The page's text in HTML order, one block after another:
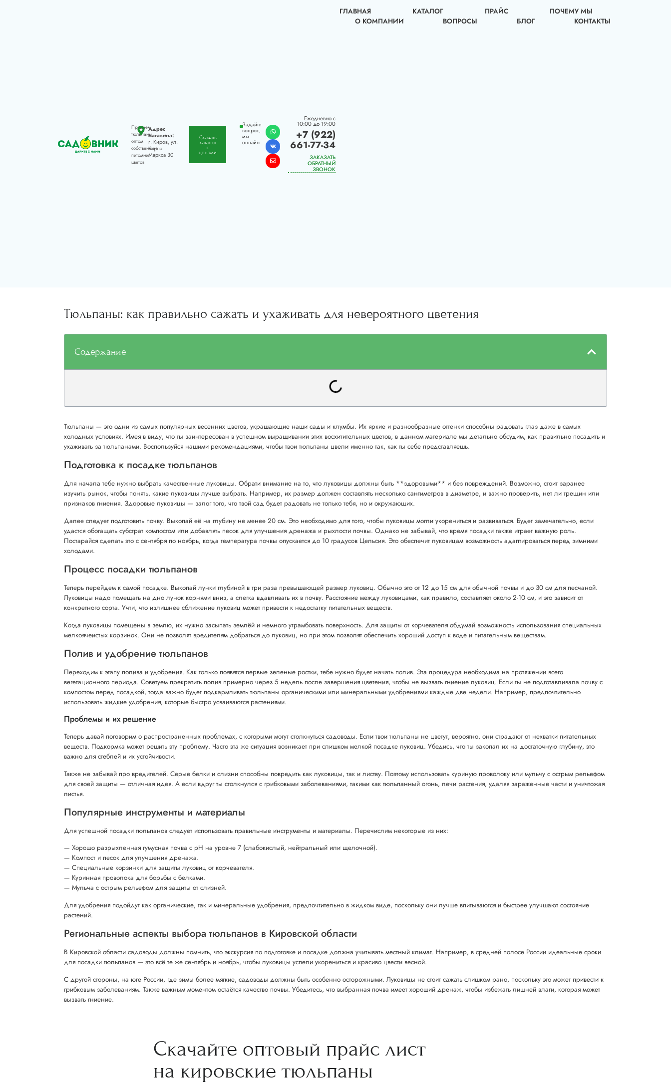
Продаем
тюльпаны
оптом
собственный
питомник
цветов
Адрес
магазина:
г. Киров, ул.
Карла
Маркса 30
Скачать
каталог
с
ценами
Задайте
вопрос,
мы
онлайн
Ежедневно с
10:00 до 19:00
+7 (922)
661-77-34
ЗАКАЗАТЬ
ОБРАТНЫЙ
ЗВОНОК
ГЛАВНАЯ КАТАЛОГ ПРАЙС
ПОЧЕМУ МЫ
О КОМПАНИИ
ВОПРОСЫ БЛОГ КОНТАКТЫ
Тюльпаны: как правильно сажать и ухаживать для невероятного цветения
Содержание
Тюльпаны — это одни из самых популярных весенних цветов, украшающие наши сады и клумбы. Их яркие и разнообразные оттенки способны радовать глаз даже в самых
холодных условиях. Имея в виду, что ты заинтересован в успешном выращивании этих восхитительных цветов, в данном материале мы детально обсудим, как правильно посадить и
ухаживать за тюльпанами. Воспользуйся нашими рекомендациями, чтобы твои тюльпаны цвели именно так, как ты себе представляешь.
Подготовка к посадке тюльпанов
Для начала тебе нужно выбрать качественные луковицы. Обрати внимание на то, что луковицы должны быть **здоровыми** и без повреждений. Возможно, стоит заранее
изучить рынок, чтобы понять, какие луковицы лучше выбрать. Например, их размер должен составлять несколько сантиметров в диаметре, и важно проверить, нет ли трещин или
признаков гниения. Здоровые луковицы — залог того, что твой сад будет радовать не только тебя, но и окружающих.
Далее следует подготовить почву. Выкопай её на глубину не менее 20 см. Это необходимо для того, чтобы луковицы могли укорениться и развиваться. Будет замечательно, если
удастся обогащать субстрат компостом или добавлять песок для улучшения дренажа и рыхлости почвы. Однако не забывай, что время посадки также играет важную роль.
Постарайся сделать это с сентября по ноябрь, когда температура почвы опускается до 10 градусов Цельсия. Это обеспечит луковицам возможность адаптироваться перед зимними
холодами.
Процесс посадки тюльпанов
Теперь перейдем к самой посадке. Выкопай лунки глубиной в три раза превышающей размер луковиц. Обычно это от 12 до 15 см для обычной почвы и до 30 см для песчаной.
Луковицы надо помещать на дно лунок корнями вниз, а слегка вдавливать их в почву. Расстояние между луковицами, как правило, составляет около 2-10 см, и это зависит от
конкретного сорта. Учти, что излишнее сближение луковиц может привести к недостатку питательных веществ.
Когда луковицы помещены в землю, их нужно засыпать землёй и немного утрамбовать поверхность. Для защиты от корчевателя обдумай возможность использования специальных
мелкоячеистых корзинок. Они не позволят вредителям добраться до луковиц, но при этом позволят обеспечить хороший доступ к воде и питательным веществам.
Полив и удобрение тюльпанов
Переходим к этапу полива и удобрения. Как только появятся первые зеленые ростки, тебе нужно будет начать полив. Эта процедура необходима на протяжении всего
вегетационного периода. Советуем прекратить полив примерно через 5 недель после завершения цветения, чтобы не вызвать гниение луковиц. Если ты не подготавливала почву с
компостом перед посадкой, тогда важно будет подкармливать тюльпаны органическими или минеральными удобрениями каждые две недели. Например, предпочтительно
использовать жидкие удобрения, которые быстро усваиваются растениями.
Проблемы и их решение
Теперь давай поговорим о распространенных проблемах, с которыми могут столкнуться садоводы. Если твои тюльпаны не цветут, вероятно, они страдают от нехватки питательных
веществ. Подкормка может решить эту проблему. Часто эта же ситуация возникает при слишком мелкой посадке луковиц. Убедись, что ты закопал их на достаточную глубину, это
важно для стеблей и их устойчивости.
Также не забывай про вредителей. Серые белки и слизни способны повредить как луковицы, так и листву. Поэтому использовать куриную проволоку или мульчу с острым рельефом
для своей защиты — отличная идея. А если вдруг ты столкнулся с грибковыми заболеваниями, такими как тюльпанный огонь, лечи растения, удаляя зараженные части и уничтожая
листья.
Популярные инструменты и материалы
Для успешной посадки тюльпанов следует использовать правильные инструменты и материалы. Перечислим некоторые из них:
— Хорошо разрыхленная гумусная почва с pH на уровне 7 (слабокислый, нейтральный или щелочной).
— Компост и песок для улучшения дренажа.
— Специальные корзинки для защиты луковиц от корчевателя.
— Куринная проволока для борьбы с белками.
— Мульча с острым рельефом для защиты от слизней.
Для удобрения подойдут как органические, так и минеральные удобрения, предпочтительно в жидком виде, поскольку они лучше впитываются и быстрее улучшают состояние
растений.
Региональные аспекты выбора тюльпанов в Кировской области
В Кировской области садоводы должны помнить, что экскурсия по подготовке и посадке должна учитывать местный климат. Например, в средней полосе России идеальные сроки
для посадки тюльпанов — это всё те же сентябрь и ноябрь, чтобы луковицы успели укорениться и красиво цвести весной.
С другой стороны, на юге России, где зимы более мягкие, садоводы должны быть особенно осторожными. Луковицы не стоит сажать слишком рано, поскольку это может привести к
грибковым заболеваниям. Также важным моментом остаётся качество почвы. Убедитесь, что выбранная почва имеет хороший дренаж, чтобы избежать лишней влаги, которая может
вызвать гниение.
Скачайте оптовый прайс лист
на кировские тюльпаны